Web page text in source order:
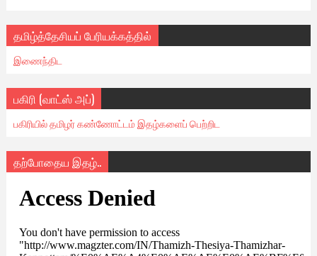
தமிழ்த்தேசியப் பேரியக்கத்தில்
இணைந்திட
பகிரி (வாட்ஸ் அப்)
பகிரியில் தமிழர் கண்ணோட்டம் இதழ்களைப் பெற்றிட
தற்போதைய இதழ்..